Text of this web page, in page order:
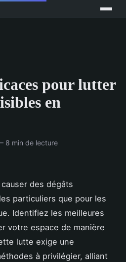
pour lutter
en
8 min de lecture
des dégâts
particuliers que pour les
Identifiez les meilleures
votre espace de manière
lutte exige une
à privilégier, alliant